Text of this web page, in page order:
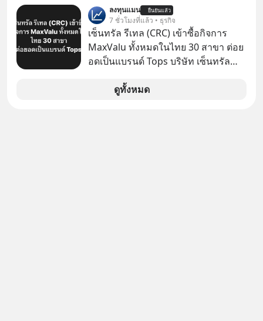
ภาษี หลายคนมักได้รับคำแนะนำให้
ลงทุนใน RMF เพราะนอกจากจะช่วยลด
หย่อนภาษีได้แล้ว ยังเป็นโอกาสในการ
สร้างความมั่งคั่งระยะยาว แต่น้อยคน
อะไรบ้าง ควรดู ตรงไหน ทำอย่างไร ถึง
จะดีกับเรา แล้วเราควรรู้ข้อมูลอะไร
ลงทุนแมน ยืนยันแล้ว
7 ชั่วโมงที่แล้ว • ธุรกิจ
เซ็นทรัล รีเทล (CRC) เข้าซื้อกิจการ
MaxValu ทั้งหมดในไทย 30 สาขา ต่อย
อดเป็นแบรนด์ Tops บริษัท เซ็นทรัล
CRC แจ้งตลาดหลักทรัพย์ฯ ว่า บริษัท
ดูทั้งหมด